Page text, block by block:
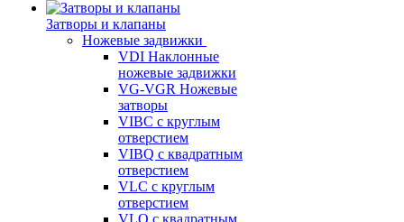
Затворы и клапаны
Ножевые задвижки
VDI Наклонные
ножевые задвижки
VG-VGR Ножевые
затворы
VIBC с круглым
отверстием
VIBQ с квадратным
отверстием
VLC с круглым
отверстием
VLQ с квадратным